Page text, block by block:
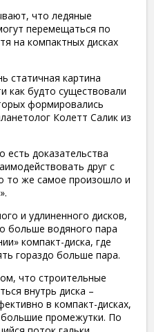
что ледяные
перемещаться по
на компактных дисках
статичная картина
как будто существовали
формировались
Колетт Салик из
есть доказательства
друг с
то же самое произошло и
и удлиненного дисков,
больше водяного пара
компакт-диска, где
гораздо больше пара.
что строительные
внутрь диска –
в компакт-дисках,
промежутки. По